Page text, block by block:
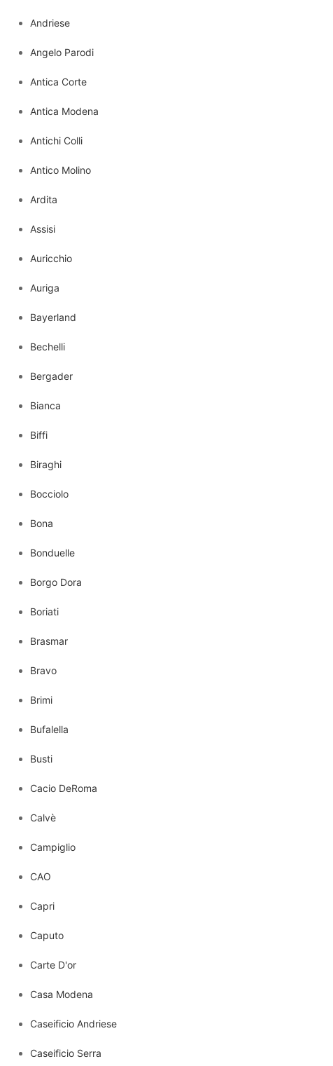
Andriese
Angelo Parodi
Antica Corte
Antica Modena
Antichi Colli
Antico Molino
Ardita
Assisi
Auricchio
Auriga
Bayerland
Bechelli
Bergader
Bianca
Biffi
Biraghi
Bocciolo
Bona
Bonduelle
Borgo Dora
Boriati
Brasmar
Bravo
Brimi
Bufalella
Busti
Cacio DeRoma
Calvè
Campiglio
CAO
Capri
Caputo
Carte D'or
Casa Modena
Caseificio Andriese
Caseificio Serra